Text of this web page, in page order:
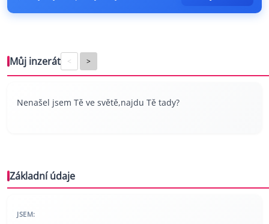
Můj inzerát < >
Nenašel jsem Tě ve světě,najdu Tě tady?
Základní údaje
JSEM: